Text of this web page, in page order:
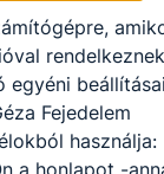
egyéni
Fejedelem
használja:
a honlapot -